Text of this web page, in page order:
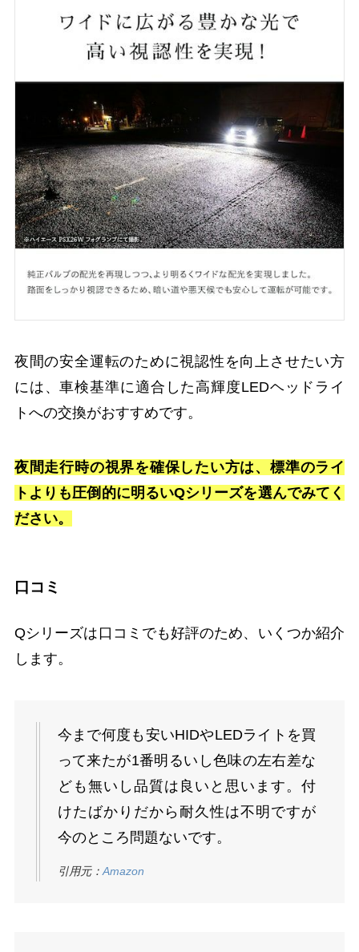
夜間の安全運転のために視認性を向上させたい方
には、車検基準に適合した高輝度LEDヘッドライ
トへの交換がおすすめです。
夜間走行時の視界を確保したい方は、標準のライ
トよりも圧倒的に明るいQシリーズを選んでみてく
ださい。
口コミ
Qシリーズは口コミでも好評のため、いくつか紹介
します。
今まで何度も安いHIDやLEDライトを買
って来たが1番明るいし色味の左右差な
ども無いし品質は良いと思います。付
けたばかりだから耐久性は不明ですが
今のところ問題ないです。
引用元： Amazon